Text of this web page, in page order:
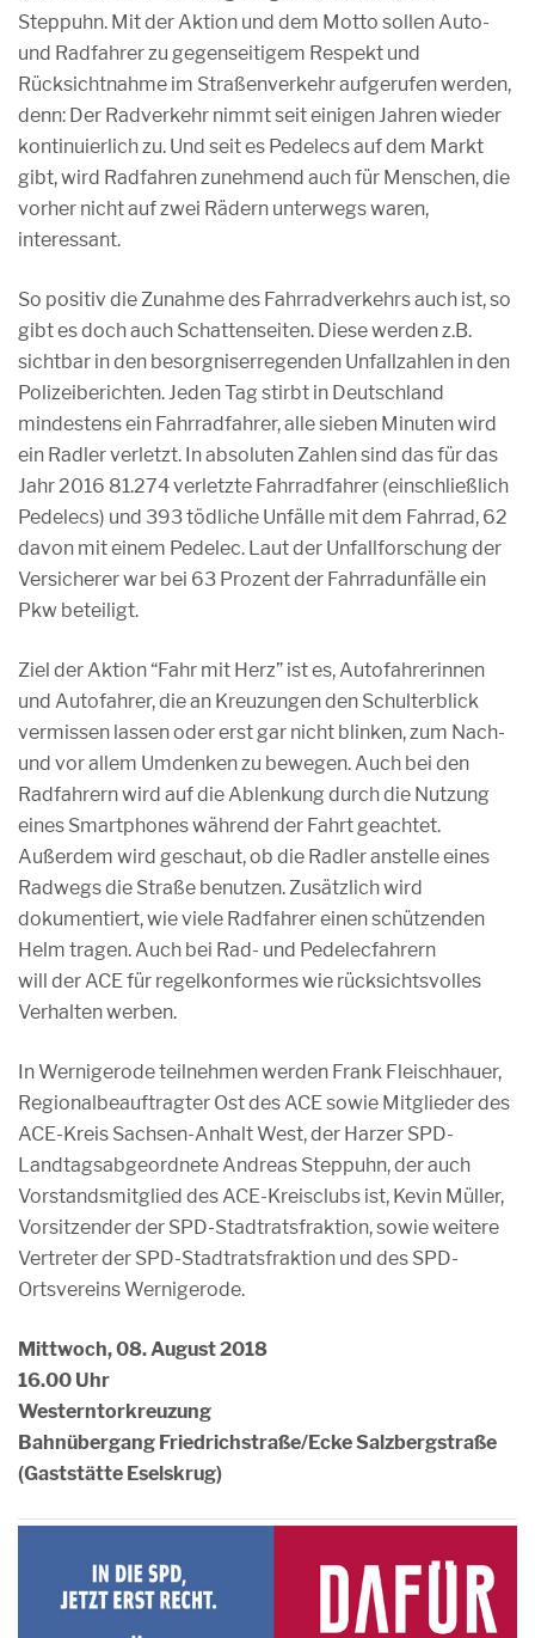
Steppuhn. Mit der Aktion und dem Motto sollen Auto-
und Radfahrer zu gegenseitigem Respekt und
Rücksichtnahme im Straßenverkehr aufgerufen werden,
denn: Der Radverkehr nimmt seit einigen Jahren wieder
kontinuierlich zu. Und seit es Pedelecs auf dem Markt
gibt, wird Radfahren zunehmend auch für Menschen, die
vorher nicht auf zwei Rädern unterwegs waren,
interessant.
So positiv die Zunahme des Fahrradverkehrs auch ist, so
gibt es doch auch Schattenseiten. Diese werden z.B.
sichtbar in den besorgniserregenden Unfallzahlen in den
Polizeiberichten. Jeden Tag stirbt in Deutschland
mindestens ein Fahrradfahrer, alle sieben Minuten wird
ein Radler verletzt. In absoluten Zahlen sind das für das
Jahr 2016 81.274 verletzte Fahrradfahrer (einschließlich
Pedelecs) und 393 tödliche Unfälle mit dem Fahrrad, 62
davon mit einem Pedelec. Laut der Unfallforschung der
Versicherer war bei 63 Prozent der Fahrradunfälle ein
Pkw beteiligt.
Ziel der Aktion “Fahr mit Herz” ist es, Autofahrerinnen
und Autofahrer, die an Kreuzungen den Schulterblick
vermissen lassen oder erst gar nicht blinken, zum Nach-
und vor allem Umdenken zu bewegen. Auch bei den
Radfahrern wird auf die Ablenkung durch die Nutzung
eines Smartphones während der Fahrt geachtet.
Außerdem wird geschaut, ob die Radler anstelle eines
Radwegs die Straße benutzen. Zusätzlich wird
dokumentiert, wie viele Radfahrer einen schützenden
Helm tragen. Auch bei Rad- und Pedelecfahrern
will der ACE für regelkonformes wie rücksichtsvolles
Verhalten werben.
In Wernigerode teilnehmen werden Frank Fleischhauer,
Regionalbeauftragter Ost des ACE sowie Mitglieder des
ACE-Kreis Sachsen-Anhalt West, der Harzer SPD-
Landtagsabgeordnete Andreas Steppuhn, der auch
Vorstandsmitglied des ACE-Kreisclubs ist, Kevin Müller,
Vorsitzender der SPD-Stadtratsfraktion, sowie weitere
Vertreter der SPD-Stadtratsfraktion und des SPD-
Ortsvereins Wernigerode.
Mittwoch, 08. August 2018
16.00 Uhr
Westerntorkreuzung
Bahnübergang Friedrichstraße/Ecke Salzbergstraße
(Gaststätte Eselskrug)